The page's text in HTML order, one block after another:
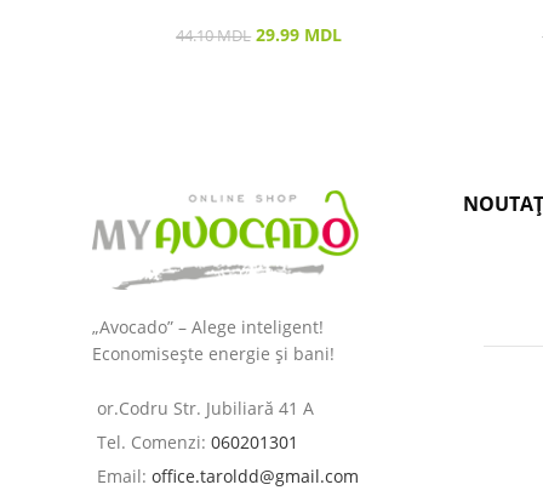
44.10MDL 29.99 MDL
„Avocado” – Alege inteligent!
Economisește energie și bani!
or.Codru Str. Jubiliară 41 A
Tel. Comenzi: 060201301
Email: office.taroldd@gmail.com